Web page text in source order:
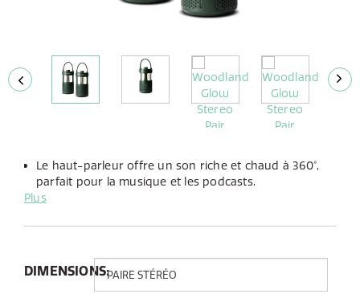
Le haut-parleur offre un son riche et chaud à 360°,
parfait pour la musique et les podcasts.
La lampe LED intégrée propose une luminosité
froide pour s’adapter à toutes les ambiances.
intégrée, vous pouvez emporter le Woodland Glow
partout.
Plus
DIMENSIONS: